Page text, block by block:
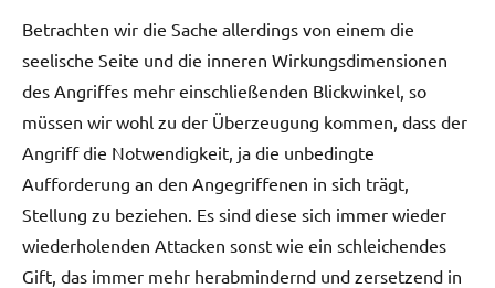
Betrachten wir die Sache allerdings von einem die
seelische Seite und die inneren Wirkungsdimensionen
des Angriffes mehr einschließenden Blickwinkel, so
müssen wir wohl zu der Überzeugung kommen, dass der
Angriff die Notwendigkeit, ja die unbedingte
Aufforderung an den Angegriffenen in sich trägt,
Stellung zu beziehen. Es sind diese sich immer wieder
wiederholenden Attacken sonst wie ein schleichendes
Gift, das immer mehr herabmindernd und zersetzend in